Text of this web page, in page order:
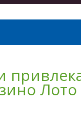
Лото